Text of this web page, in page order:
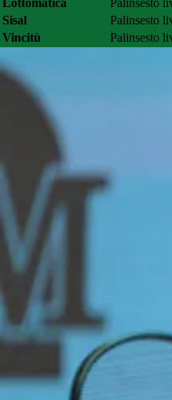
Lottomatica
Palinsesto
Sisal
Palinsesto
Vincitù
Palinsesto